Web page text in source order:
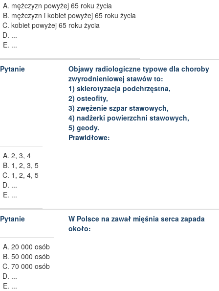
mężczyzn powyżej 65 roku życia
mężczyzn i kobiet powyżej 65 roku życia
kobiet powyżej 65 roku życia
...
...
Objawy radiologiczne typowe dla choroby
zwyrodnieniowej stawów to:
1) sklerotyzacja podchrzęstna,
2) osteofity,
3) zwężenie szpar stawowych,
4) nadżerki powierzchni stawowych,
5) geody.
Prawidłowe:
2, 3, 4
1, 2, 3, 5
1, 2, 4, 5
...
...
W Polsce na zawał mięśnia serca zapada
około:
20 000 osób
50 000 osób
70 000 osób
...
...